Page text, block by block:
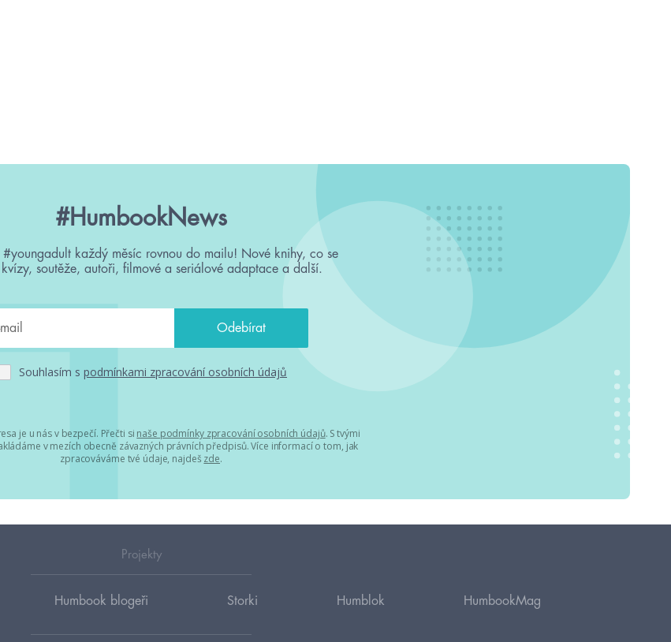
#HumbookNews
#youngadult každý měsíc rovnou do mailu! Nové knihy, co se
soutěže, autoři, filmové a seriálové adaptace a další.
Souhlasím s podmínkami zpracování osobních údajů
je u nás v bezpečí. Přečti si naše podmínky zpracování osobních údajů. S tvými
v mezích obecně závazných právních předpisů. Více informací o tom, jak
zpracováváme tvé údaje, najdeš zde.
Projekty
Humbook blogeři Storki Humblok HumbookMag